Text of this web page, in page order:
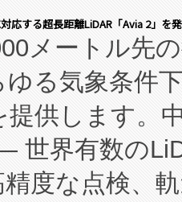
用した現地生
用負担を大
幅に拡大する
Continuous
施設設計・
転および知的
ンド：本社
）と、エンタ
は、日本にあ
蔵システム（
のAI搭載プラ
運用に至る
応する超長距離LiDAR「Avia 2」を
メートル先
ゆる気象条件
供します。
世界有数の
度な点検、